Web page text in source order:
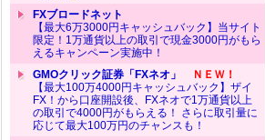
FXブロードネット
【最大6万3000円キャッシュバック】当サイト
限定！1万通貨以上の取引で現金3000円がもら
えるキャンペーン実施中！
GMOクリック証券「FXネオ」
ＮＥＷ！
【最大100万4000円キャッシュバック】ザイ
FX！から口座開設後、FXネオで1万通貨以上
の取引で4000円がもらえる！ さらに取引量に
応じて最大100万円のチャンスも！